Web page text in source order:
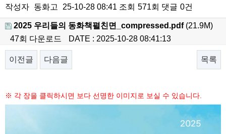
작성자 동화고 25-10-28 08:41 조회 571회 댓글 0건
2025 우리들의 동화책펼친면_compressed.pdf(21.9M)
47회 다운로드
DATE : 2025-10-28 08:41:13
이전글 다음글 목록
※ 각 장을 클릭하시면 보다 선명한 이미지로 보실 수 있습니다.